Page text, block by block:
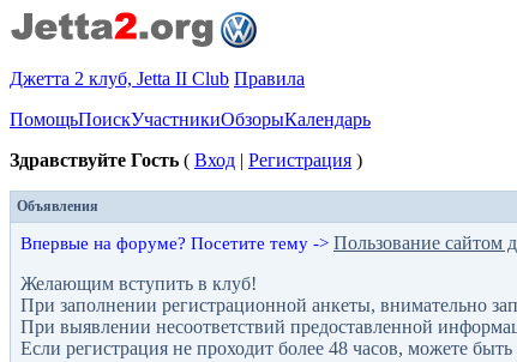
Джетта 2 клуб, Jetta II Club Правила
ПомощьПоискУчастникиОбзорыКалендарь
Здравствуйте Гость ( Вход | Регистрация )
Объявления
Впервые на форуме? Посетите тему -> Пользование сайтом
Желающим вступить в клуб!
При заполнении регистрационной анкеты, внимательно
При выявлении несоответствий предоставленной
Если регистрация не проходит более 48 часов, можете